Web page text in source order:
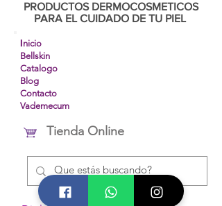
PRODUCTOS DERMOCOSMETICOS
PARA EL CUIDADO DE TU PIEL
nicio
Bellskin
Catalogo
Blog
Contacto
Vademecum
Tienda Online